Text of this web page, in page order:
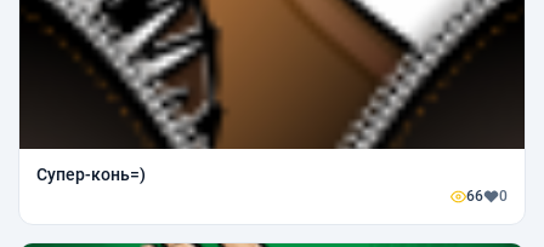
Супер-конь=)
66 0